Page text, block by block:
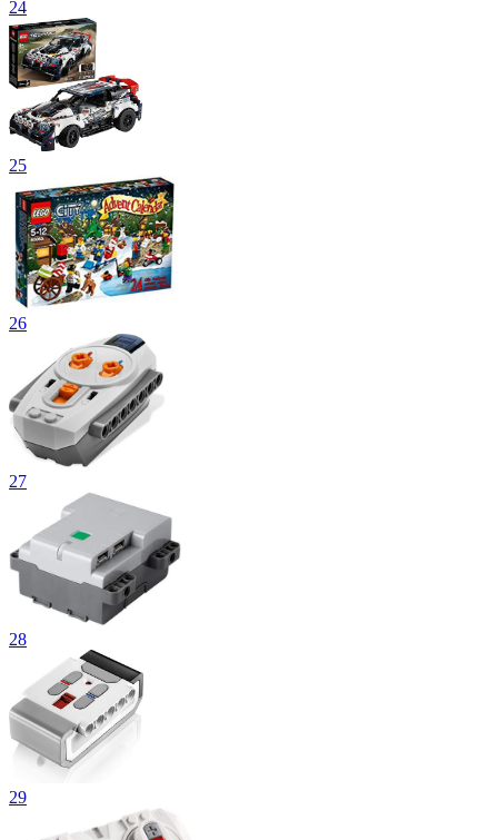
24
25
26
27
28
29